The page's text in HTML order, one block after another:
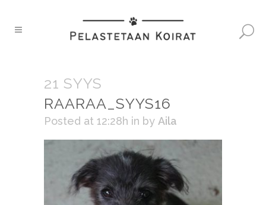
21 SYYS
RAARAA_SYYS16
Posted at 12:28h in by Aila